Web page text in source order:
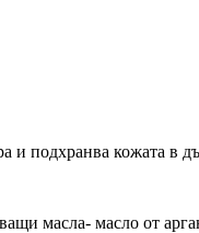
и подхранва кожата в
масла- масло от